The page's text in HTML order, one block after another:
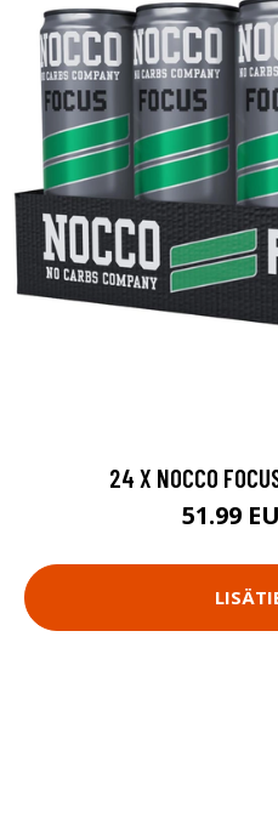
24 X NOCCO
51.99